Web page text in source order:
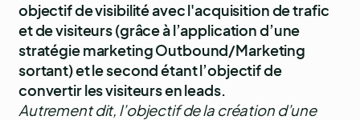
objectif de visibilité avec l'acquisition de trafic
et de visiteurs (grâce à l’application d’une
stratégie marketing Outbound/Marketing
sortant) et le second étant l’objectif de
convertir les visiteurs en leads.
Autrement dit, l’objectif de la création d’une